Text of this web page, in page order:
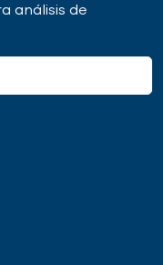
análisis de